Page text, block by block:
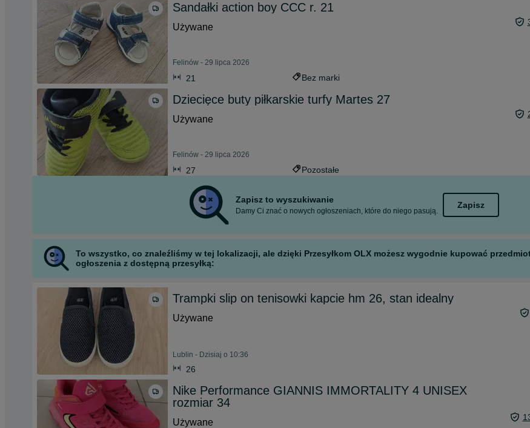
Sandałki action boy CCC r. 21
Używane
Felinów - 29 lipca 2026
21 Bez marki
Dziecięce buty piłkarskie turfy Martes 27
Używane
Felinów - 29 lipca 2026
27 Pozostałe
Zapisz to wyszukiwanie
Damy Ci znać o nowych ogłoszeniach, które do niego pasują.
Zapisz
To wszystko, co znaleźliśmy w tej lokalizacji, ale dzięki Przesyłkom OLX możesz wygodnie kupować
ogłoszenia z dostępną przesyłką:
Trampki slip on tenisowki kapcie hm 26, stan idealny
Używane
Lublin - Dzisiaj o 10:36
26
Nike Performance GIANNIS IMMORTALITY 4 UNISEX
rozmiar 34
Używane